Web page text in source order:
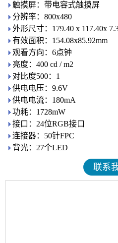
触摸屏：带电容式触摸屏
分辨率：800x480
外形尺寸：179.40 x 117.40x
有效面积：154.08x85.92mm
观看方向：6点钟
亮度：400 cd / m2
对比度500：1
供电电压：9.6V
供电电流：180mA
功耗：1728mW
接口：24位RGB接口
连接器：50针FPC
背光：27个LED
联系